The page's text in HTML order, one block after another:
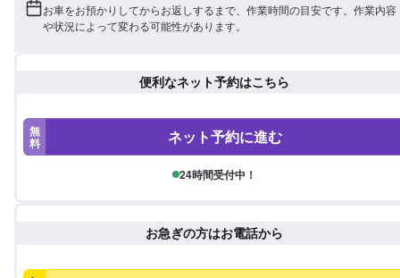
お車をお預かりしてからお返しするまで、作業時間の目安です。作業内容
や状況によって変わる可能性があります。
便利なネット予約はこちら
無
料 ネット予約に進む
24時間受付中！
お急ぎの方はお電話から